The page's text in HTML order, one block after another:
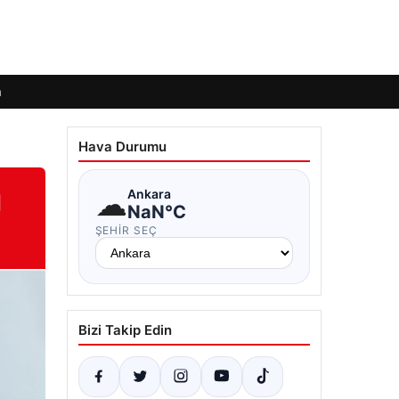
Hava Durumu
☁Ankara
NaN°C
ŞEHIR SEÇ
Bizi Takip Edin